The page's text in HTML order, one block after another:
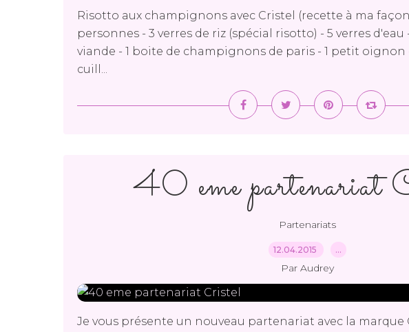
Risotto aux champignons avec Cristel (recette à ma
personnes - 3 verres de riz (spécial risotto) - 5 verres
viande - 1 boite de champignons de paris - 1 petit oignon
cuill...
40 eme partenariat
Partenariats
12.04.2015 …
Par Audrey
Je vous présente un nouveau partenariat avec la